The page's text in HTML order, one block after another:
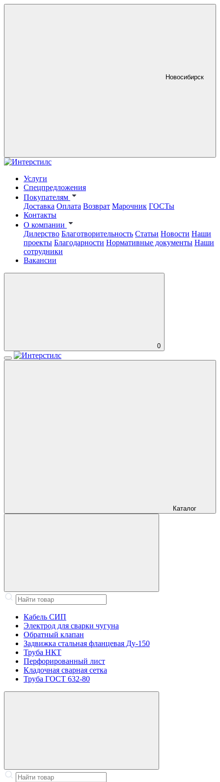
Новосибирск
Услуги
Спецпредложения
Покупателям
Доставка Оплата Возврат Марочник ГОСТы
Контакты
О компании
Дилерство Благотворительность Статьи Новости Наши
проекты Благодарности Нормативные документы Наши
сотрудники
Вакансии
0
Каталог
Кабель СИП
Электрод для сварки чугуна
Обратный клапан
Задвижка стальная фланцевая Ду-150
Труба НКТ
Перфорированный лист
Кладочная сварная сетка
Труба ГОСТ 632-80